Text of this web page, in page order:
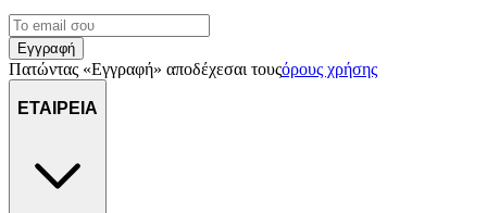
Εγγραφή
Πατώντας «Εγγραφή» αποδέχεσαι τουςόρους χρήσης
ΕΤΑΙΡΕΙΑ